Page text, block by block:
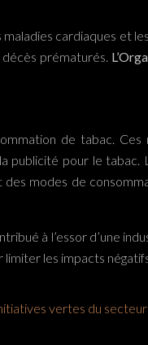
cardiaques et
prématurés.
de tabac.
publicité pour le tabac.
modes de
à l’essor d’une
les impacts
vertes du